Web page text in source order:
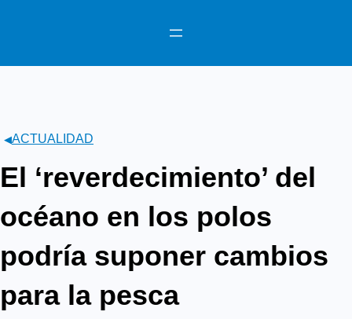
ACTUALIDAD
El ‘reverdecimiento’ del
océano en los polos
podría suponer cambios
para la pesca